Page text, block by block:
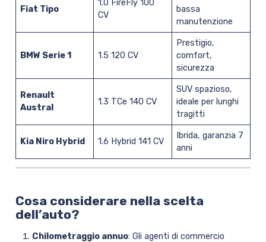
Fiat Tipo
1.0 FireFly 100
CV
bassa
manutenzione
BMW Serie 1 1.5 120 CV
Prestigio,
comfort,
sicurezza
Renault
Austral
1.3 TCe 140 CV
SUV spazioso,
ideale per lunghi
tragitti
Kia Niro Hybrid 1.6 Hybrid 141 CV
Ibrida, garanzia 7
anni
Cosa considerare nella scelta
dell’auto?
Chilometraggio annuo: Gli agenti di commercio